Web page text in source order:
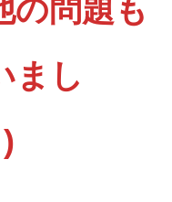
の問題も
まし